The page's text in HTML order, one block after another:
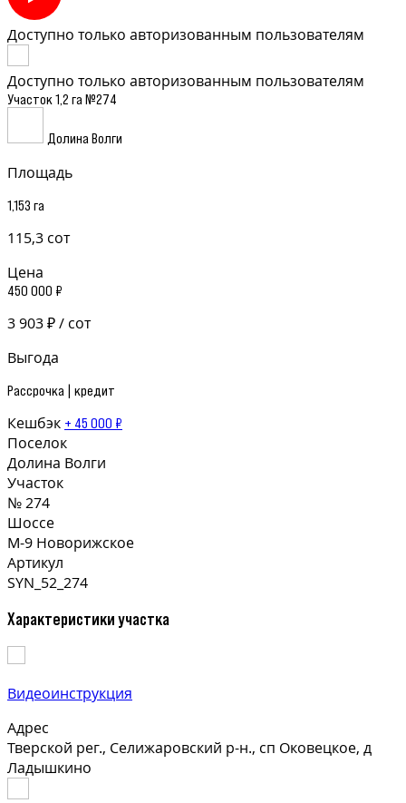
Доступно только авторизованным пользователям
Доступно только авторизованным пользователям
Участок 1,2 га №274
Долина Волги
Площадь
1,153 га
115,3 сот
Цена
450 000 ₽
3 903 ₽ / сот
Выгода
Рассрочка | кредит
Кешбэк + 45 000 ₽
Поселок
Долина Волги
Участок
№ 274
Шоссе
М-9 Новорижское
Артикул
SYN_52_274
Характеристики участка
Видеоинструкция
Адрес
Тверской рег., Селижаровский р-н., сп Оковецкое, д
Ладышкино